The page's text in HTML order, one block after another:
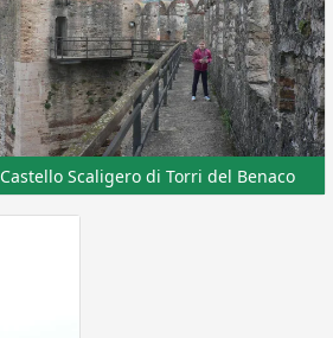
Castello Scaligero di Torri del Benaco